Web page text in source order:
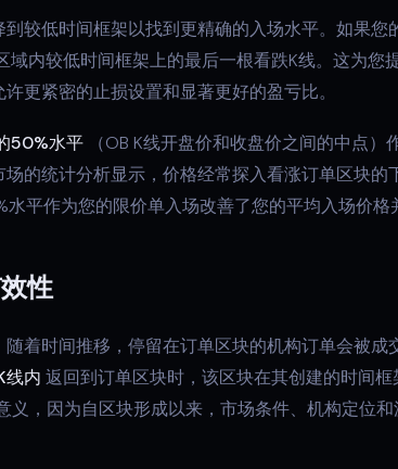
较低时间框架以找到更精确的入场水平。如果您
域内较低时间框架上的最后一根看跌K线。这为您
更紧密的止损设置和显著更好的盈亏比。
50%水平 （OB K线开盘价和收盘价之间的中点
的统计分析显示，价格经常探入看涨订单区块的
平作为您的限价单入场改善了您的平均入场价格
性
着时间推移，停留在订单区块的机构订单会被成
内 返回到订单区块时，该区块在其创建的时间
，因为自区块形成以来，市场条件、机构定位